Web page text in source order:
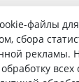
файлы
сбора
рекламы.
«1С-Битрикс».
сайтом.
персональных